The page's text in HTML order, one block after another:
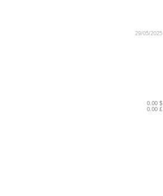
29/05/2025
0.00 $
0.00 £